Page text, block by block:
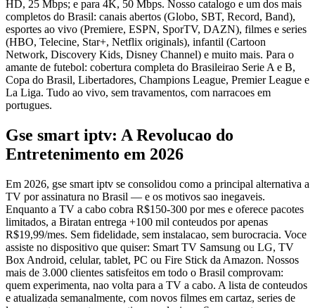
HD, 25 Mbps; e para 4K, 50 Mbps. Nosso catalogo e um dos mais
completos do Brasil: canais abertos (Globo, SBT, Record, Band),
esportes ao vivo (Premiere, ESPN, SporTV, DAZN), filmes e series
(HBO, Telecine, Star+, Netflix originals), infantil (Cartoon
Network, Discovery Kids, Disney Channel) e muito mais. Para o
amante de futebol: cobertura completa do Brasileirao Serie A e B,
Copa do Brasil, Libertadores, Champions League, Premier League e
La Liga. Tudo ao vivo, sem travamentos, com narracoes em
portugues.
Gse smart iptv: A Revolucao do
Entretenimento em 2026
Em 2026, gse smart iptv se consolidou como a principal alternativa a
TV por assinatura no Brasil — e os motivos sao inegaveis.
Enquanto a TV a cabo cobra R$150-300 por mes e oferece pacotes
limitados, a Biratan entrega +100 mil conteudos por apenas
R$19,99/mes. Sem fidelidade, sem instalacao, sem burocracia. Voce
assiste no dispositivo que quiser: Smart TV Samsung ou LG, TV
Box Android, celular, tablet, PC ou Fire Stick da Amazon. Nossos
mais de 3.000 clientes satisfeitos em todo o Brasil comprovam:
quem experimenta, nao volta para a TV a cabo. A lista de conteudos
e atualizada semanalmente, com novos filmes em cartaz, series de